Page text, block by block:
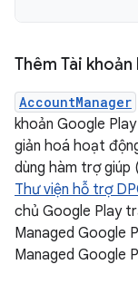
Thêm Tài
AccountManager
khoản Google
giản hoá hoạt
dùng hàm trợ giúp
Thư viện hỗ trợ
chủ Google Play
Managed Google
Managed Google